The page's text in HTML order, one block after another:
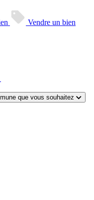
Vendre un bien
que vous souhaitez